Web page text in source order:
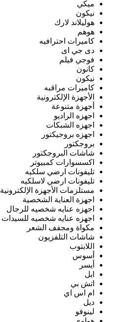
ميكي
نيكون
هوليلاند لارك
هوهم
كاميرات احترافيه
دى جي اى
فوجي فيلم
كانون
نيكون
كاميرات مراقبه
الأجهزة الإلكترونية
أجهزة متنوعة
اجهزه الراديو
اجهزه الشبكات
اجهزه بروجيكتور
بروجكتور
شاشات البروجكتور
اكسسوارات كمبيوتر
تليفونات ارضي سلكيه
تليفونات ارضي لاسلكيه
مستلزمات الأجهزة الإلكترونية
اجهزة العناية الشخصية
اجهزه عنايه شخصيه للرجال
اجهزه عنايه شخصيه للسيدات
مكواة ومجفف الشعر
شاشات التلفزيون
اللابتوب
أسوس
أيسر
ابل
اتش بي
ام اس اي
ديل
لينوفو